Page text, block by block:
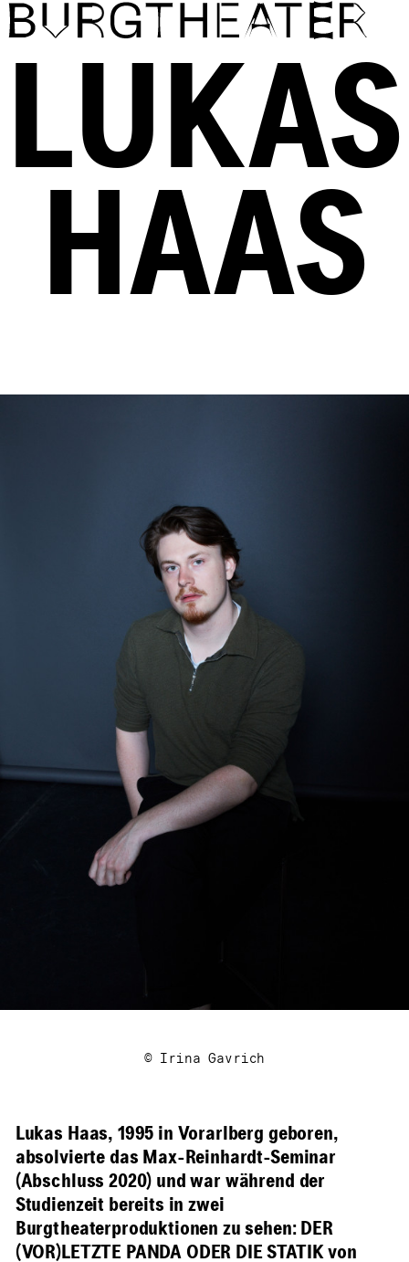
Direkt zum Inhalt
LUKAS
HAAS
© Irina Gavrich
Lukas Haas, 1995 in Vorarlberg geboren,
absolvierte das Max-Reinhardt-Seminar
(Abschluss 2020) und war während der
Studienzeit bereits in zwei
Burgtheaterproduktionen zu sehen: DER
(VOR)LETZTE PANDA ODER DIE STATIK von